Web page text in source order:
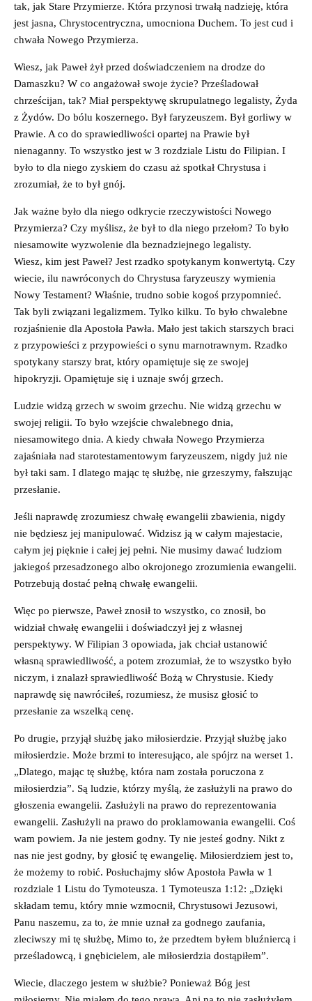
tak, jak Stare Przymierze. Która przynosi trwałą nadzieję, która
jest jasna, Chrystocentryczna, umocniona Duchem. To jest cud i
chwała Nowego Przymierza.
Wiesz, jak Paweł żył przed doświadczeniem na drodze do
Damaszku? W co angażował swoje życie? Prześladował
chrześcijan, tak? Miał perspektywę skrupulatnego legalisty, Żyda
z Żydów. Do bólu koszernego. Był faryzeuszem. Był gorliwy w
Prawie. A co do sprawiedliwości opartej na Prawie był
nienaganny. To wszystko jest w 3 rozdziale Listu do Filipian. I
było to dla niego zyskiem do czasu aż spotkał Chrystusa i
zrozumiał, że to był gnój.
Jak ważne było dla niego odkrycie rzeczywistości Nowego
Przymierza? Czy myślisz, że był to dla niego przełom? To było
niesamowite wyzwolenie dla beznadziejnego legalisty.
Wiesz, kim jest Paweł? Jest rzadko spotykanym konwertytą. Czy
wiecie, ilu nawróconych do Chrystusa faryzeuszy wymienia
Nowy Testament? Właśnie, trudno sobie kogoś przypomnieć.
Tak byli związani legalizmem. Tylko kilku. To było chwalebne
rozjaśnienie dla Apostoła Pawła. Mało jest takich starszych braci
z przypowieści z przypowieści o synu marnotrawnym. Rzadko
spotykany starszy brat, który opamiętuje się ze swojej
hipokryzji. Opamiętuje się i uznaje swój grzech.
Ludzie widzą grzech w swoim grzechu. Nie widzą grzechu w
swojej religii. To było wzejście chwalebnego dnia,
niesamowitego dnia. A kiedy chwała Nowego Przymierza
zajaśniała nad starotestamentowym faryzeuszem, nigdy już nie
był taki sam. I dlatego mając tę służbę, nie grzeszymy, fałszując
przesłanie.
Jeśli naprawdę zrozumiesz chwałę ewangelii zbawienia, nigdy
nie będziesz jej manipulować. Widzisz ją w całym majestacie,
całym jej pięknie i całej jej pełni. Nie musimy dawać ludziom
jakiegoś przesadzonego albo okrojonego zrozumienia ewangelii.
Potrzebują dostać pełną chwałę ewangelii.
Więc po pierwsze, Paweł znosił to wszystko, co znosił, bo
widział chwałę ewangelii i doświadczył jej z własnej
perspektywy. W Filipian 3 opowiada, jak chciał ustanowić
własną sprawiedliwość, a potem zrozumiał, że to wszystko było
niczym, i znalazł sprawiedliwość Bożą w Chrystusie. Kiedy
naprawdę się nawróciłeś, rozumiesz, że musisz głosić to
przesłanie za wszelką cenę.
Po drugie, przyjął służbę jako miłosierdzie. Przyjął służbę jako
miłosierdzie. Może brzmi to interesująco, ale spójrz na werset 1.
„Dlatego, mając tę służbę, która nam została poruczona z
miłosierdzia”. Są ludzie, którzy myślą, że zasłużyli na prawo do
głoszenia ewangelii. Zasłużyli na prawo do reprezentowania
ewangelii. Zasłużyli na prawo do proklamowania ewangelii. Coś
wam powiem. Ja nie jestem godny. Ty nie jesteś godny. Nikt z
nas nie jest godny, by głosić tę ewangelię. Miłosierdziem jest to,
że możemy to robić. Posłuchajmy słów Apostoła Pawła w 1
rozdziale 1 Listu do Tymoteusza. 1 Tymoteusza 1:12: „Dzięki
składam temu, który mnie wzmocnił, Chrystusowi Jezusowi,
Panu naszemu, za to, że mnie uznał za godnego zaufania,
zleciwszy mi tę służbę, Mimo to, że przedtem byłem bluźniercą i
prześladowcą, i gnębicielem, ale miłosierdzia dostąpiłem”.
Wiecie, dlaczego jestem w służbie? Ponieważ Bóg jest